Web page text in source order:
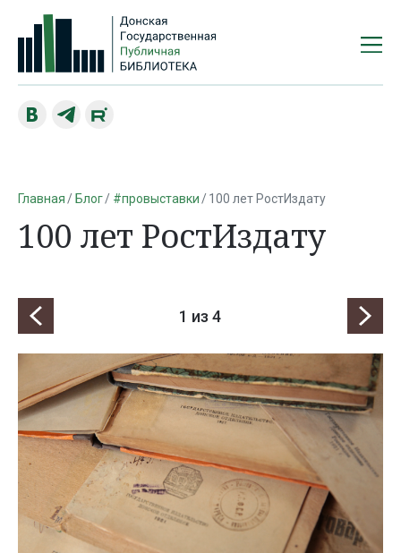
Главная Блог #провыставки 100 лет РостИздату
100 лет РостИздату
1 из 4